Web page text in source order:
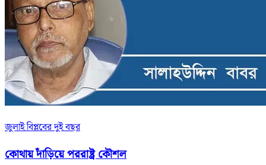
জুলাই বিপ্লবের দুই বছর
কোথায় দাঁড়িয়ে পররাষ্ট্র কৌশল